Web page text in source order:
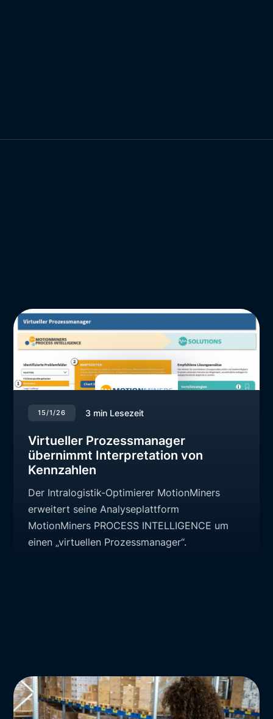
15/1/26 3 min Lesezeit
Virtueller Prozessmanager
übernimmt Interpretation von
Kennzahlen
Der Intralogistik-Optimierer MotionMiners
erweitert seine Analyseplattform
MotionMiners PROCESS INTELLIGENCE um
einen „virtuellen Prozessmanager“.